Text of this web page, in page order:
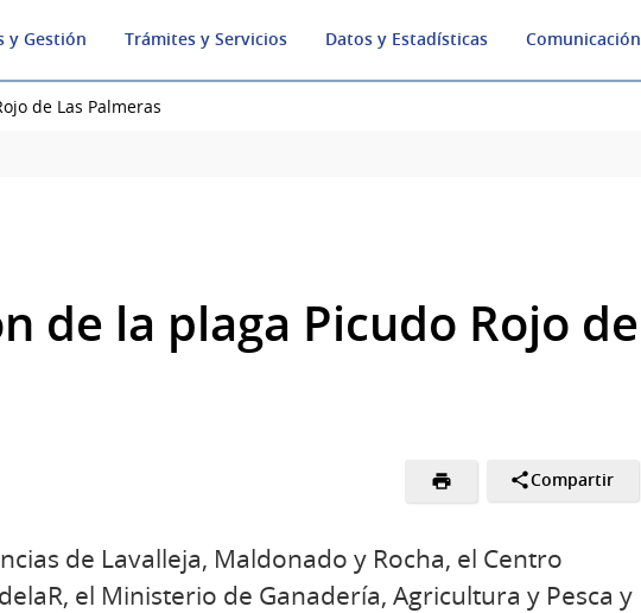
y Gestión Trámites y Servicios Datos y Estadísticas Comunicación
de Las Palmeras
de la plaga Picudo Rojo de
Compartir
de Lavalleja, Maldonado y Rocha, el Centro
el Ministerio de Ganadería, Agricultura y Pesca y